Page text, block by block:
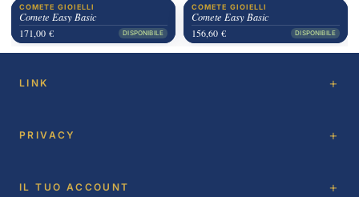
COMETE GIOIELLI
Comete Easy Basic
171,00 €
DISPONIBILE
COMETE GIOIELLI
Comete Easy Basic
156,60 €
DISPONIBILE
LINK
PRIVACY
IL TUO ACCOUNT